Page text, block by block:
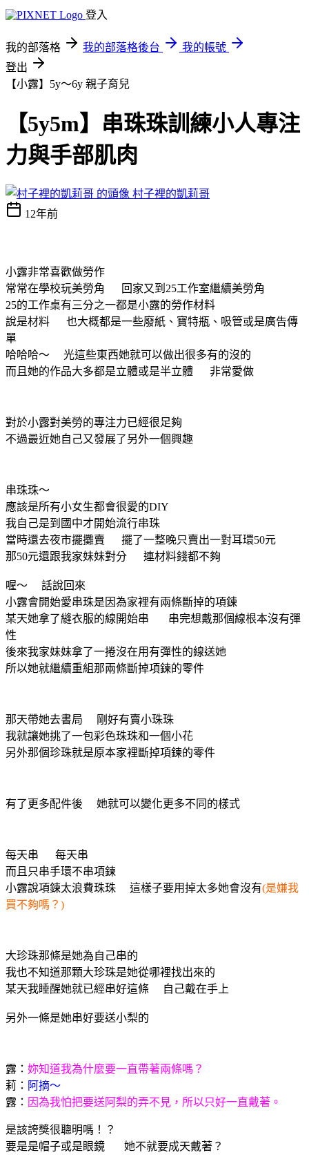
登入
我的部落格 我的部落格後台
我的帳號
登出
【小露】5y～6y 親子育兒
【5y5m】串珠珠訓練小人專注
力與手部肌肉
村子裡的凱莉哥
12年前
小露非常喜歡做勞作
常常在學校玩美勞角 回家又到25工作室繼續美勞角
25的工作桌有三分之一都是小露的勞作材料
說是材料 也大概都是一些廢紙、寶特瓶、吸管或是廣告傳
單
哈哈哈～ 光這些東西她就可以做出很多有的沒的
而且她的作品大多都是立體或是半立體 非常愛做
對於小露對美勞的專注力已經很足夠
不過最近她自己又發展了另外一個興趣
串珠珠～
應該是所有小女生都會很愛的DIY
我自己是到國中才開始流行串珠
當時還去夜市擺攤賣 擺了一整晚只賣出一對耳環50元
那50元還跟我家妹妹對分 連材料錢都不夠
喔～ 話說回來
小露會開始愛串珠是因為家裡有兩條斷掉的項鍊
某天她拿了縫衣服的線開始串 串完想戴那個線根本沒有彈
性
後來我家妹妹拿了一捲沒在用有彈性的線送她
所以她就繼續重組那兩條斷掉項鍊的零件
那天帶她去書局 剛好有賣小珠珠
我就讓她挑了一包彩色珠珠和一個小花
另外那個珍珠就是原本家裡斷掉項鍊的零件
有了更多配件後 她就可以變化更多不同的樣式
每天串 每天串
而且只串手環不串項鍊
小露說項鍊太浪費珠珠 這樣子要用掉太多她會沒有(是嫌我
買不夠嗎？)
大珍珠那條是她為自己串的
我也不知道那顆大珍珠是她從哪裡找出來的
某天我睡醒她就已經串好這條 自己戴在手上
另外一條是她串好要送小梨的
露： 妳知道我為什麼要一直帶著兩條嗎？
莉： 阿摘～
露： 因為我怕把要送阿梨的弄不見，所以只好一直戴著。
是該誇獎很聰明嗎！？
要是是帽子或是眼鏡 她不就要成天戴著？